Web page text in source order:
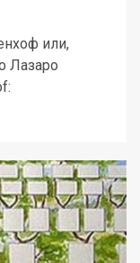
или,
Лазаро